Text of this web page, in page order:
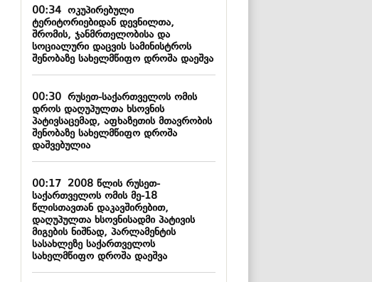
00:34ოკუპირებული
ტერიტორიებიდან დევნილთა,
შრომის, ჯანმრთელობისა და
სოციალური დაცვის სამინისტროს
შენობაზე სახელმწიფო დროშა დაეშვა
00:30რუსეთ-საქართველოს ომის
დროს დაღუპულთა ხსოვნის
პატივსაცემად, აფხაზეთის მთავრობის
შენობაზე სახელმწიფო დროშა
დაშვებულია
00:172008 წლის რუსეთ-
საქართველოს ომის მე-18
წლისთავთან დაკავშირებით,
დაღუპულთა ხსოვნისადმი პატივის
მიგების ნიშნად, პარლამენტის
სასახლეზე საქართველოს
სახელმწიფო დროშა დაეშვა